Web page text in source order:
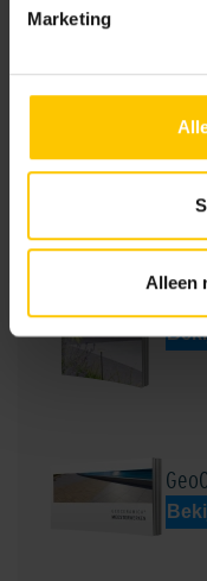
Marketing
Alleen
Documentatie